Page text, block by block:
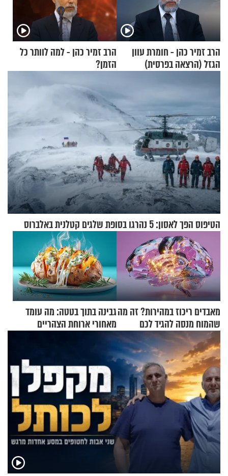
הרב זמיר כהן - חומרת עוון
הגזל (הרצאה בפרסית)
הרב זמיר כהן - למה לוותר כל
הזמן?
הטיפוס הפך לאסון: 5 נהרגו בסופת שלגים קטלנית באלברוס
מאבדים ריכוז במהירות? זה מה
שהמוח מנסה להגיד לכם
גבינה בתוך בטטה: מה עומד
מאחורי ארוחת הצהריים
שכבשה את הרשת?